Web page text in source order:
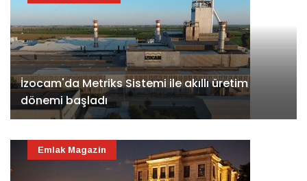
İzocam'da Metriks Sistemi ile akıllı üretim
dönemi başladı
Emlak Magazin